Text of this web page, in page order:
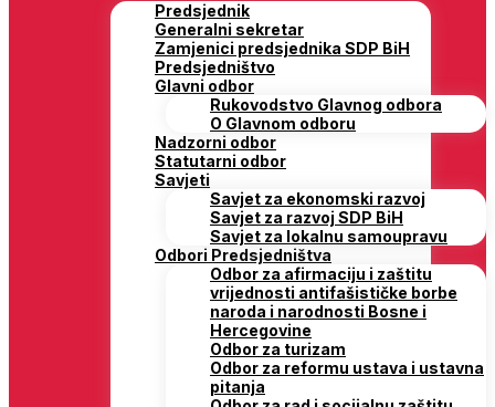
Predsjednik
Generalni sekretar
Zamjenici predsjednika SDP BiH
Predsjedništvo
Glavni odbor
Rukovodstvo Glavnog odbora
O Glavnom odboru
Nadzorni odbor
Statutarni odbor
Savjeti
Savjet za ekonomski razvoj
Savjet za razvoj SDP BiH
Savjet za lokalnu samoupravu
Odbori Predsjedništva
Odbor za afirmaciju i zaštitu
vrijednosti antifašističke borbe
naroda i narodnosti Bosne i
Hercegovine
Odbor za turizam
Odbor za reformu ustava i ustavna
pitanja